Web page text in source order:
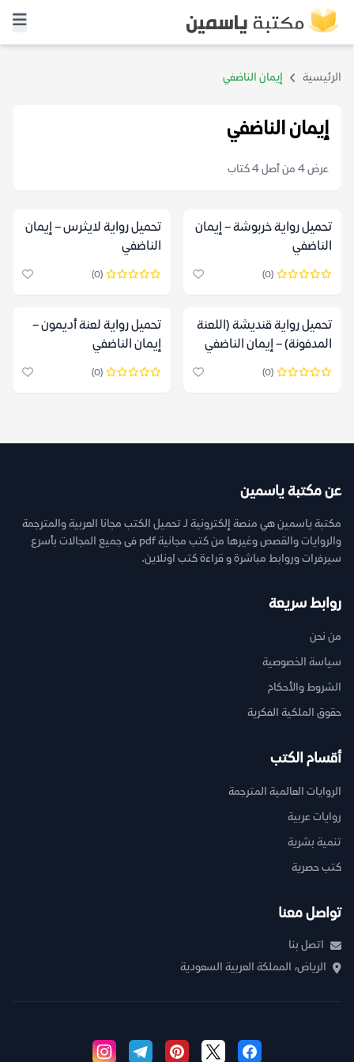
الرئيسية إيمان الناضفي
إيمان الناضفي
عرض 4 من أصل 4 كتاب
تحميل رواية خربوشة – إيمان
الناضفي
(0)
تحميل رواية لايثرس – إيمان
الناضفي
(0)
تحميل رواية قنديشة (اللعنة
المدفونة) – إيمان الناضفي
(0)
تحميل رواية لعنة أديمون –
إيمان الناضفي
(0)
عن مكتبة ياسمين
مكتبة ياسمين هي منصة إلكترونية لـ تحميل الكتب مجانا العربية والمترجمة
والروايات والقصص وغيرها من كتب مجانية pdf فى جميع المجالات بأسرع
سيرفرات وروابط مباشرة و قراءة كتب اونلاين.
روابط سريعة
من نحن
سياسة الخصوصية
الشروط والأحكام
حقوق الملكية الفكرية
أقسام الكتب
الروايات العالمية المترجمة
روايات عربية
تنمية بشرية
كتب حصرية
تواصل معنا
اتصل بنا
الرياض، المملكة العربية السعودية